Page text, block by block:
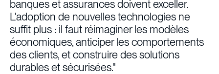
banques et assurances doivent exceller.
L'adoption de nouvelles technologies ne
suffit plus : il faut réimaginer les modèles
économiques, anticiper les comportements
des clients, et construire des solutions
durables et sécurisées."